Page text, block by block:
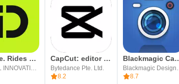
inDrive. Rides with fair fares CapCut: editor di foto e video
Bytedance Pte. Ltd.
8.2
8.7